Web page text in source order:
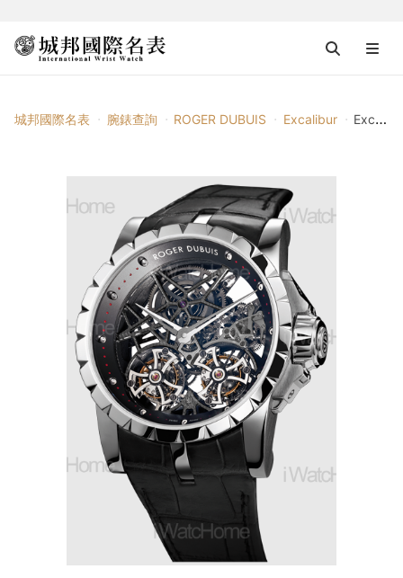
城邦國際名表 腕錶查詢 ROGER DUBUIS Excalibur Excalibur 鏤空雙陀飛輪